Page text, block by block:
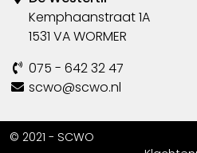
Kemphaanstraat 1A
1531 VA WORMER
075 - 642 32 47
scwo@scwo.nl
© 2021 - SCWO